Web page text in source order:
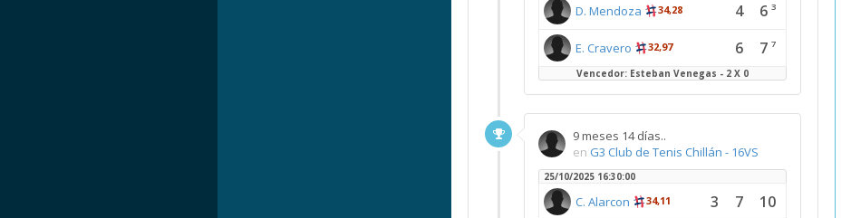
D. Mendoza 34,28 4 6 3
E. Cravero 32,97 6 7 7
Vencedor: Esteban Venegas - 2 X 0
9 meses 14 días..
en G3 Club de Tenis Chillán - 16VS
25/10/2025 16:30:00
C. Alarcon 34,11 3 7 10